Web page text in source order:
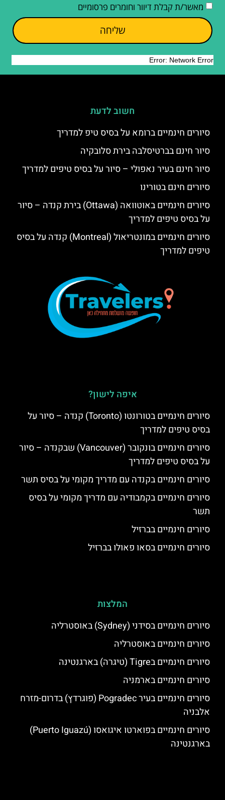
מאשר/ת קבלת דיוור וחומרים פרסומיים
שליחה
חשוב לדעת
סיורים חינמיים ברומא על בסיס טיפ למדריך
סיור חינם בברטיסלבה בירת סלובקיה
סיור חינם בעיר נאפולי – סיור על בסיס טיפים למדריך
סיורים חינם בטורינו
סיורים חינמיים באוטוואה (Ottawa) בירת קנדה – סיור
על בסיס טיפים למדריך
סיורים חינמיים במונטריאול (Montreal) קנדה על בסיס
טיפים למדריך
איפה לישון?
סיורים חינמיים בטורונטו (Toronto) קנדה – סיור על
בסיס טיפים למדריך
סיורים חינמיים בונקובר (Vancouver) שבקנדה – סיור
על בסיס טיפים למדריך
סיורים חינמיים בקנדה עם מדריך מקומי על בסיס תשר
סיורים חינמיים בקמבודיה עם מדריך מקומי על בסיס
תשר
סיורים חינמיים בברזיל
סיורים חינמיים בסאו פאולו בברזיל
המלצות
סיורים חינמיים בסידני (Sydney) באוסטרליה
סיורים חינמיים באוסטרליה
סיורים חינמיים בTigre (טיגרה) בארגנטינה
סיורים חינמיים בארמניה
סיורים חינמיים בעיר Pogradec (פוגרדץ) בדרום-מזרח
אלבניה
סיורים חינמיים בפוארטו איגואסו (Puerto Iguazú)
בארגנטינה